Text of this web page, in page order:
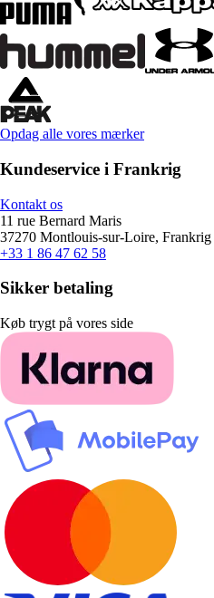
Opdag alle vores mærker
Kundeservice i Frankrig
Kontakt os
11 rue Bernard Maris
37270 Montlouis-sur-Loire, Frankrig
+33 1 86 47 62 58
Sikker betaling
Køb trygt på vores side